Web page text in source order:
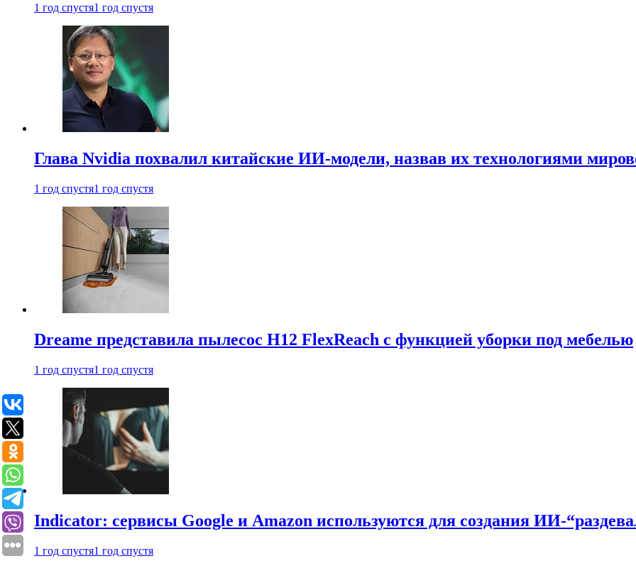
1 год спустя1 год спустя
Глава Nvidia похвалил китайские ИИ-модели, назвав их технологиями
1 год спустя1 год спустя
Dreame представила пылесос H12 FlexReach с функцией уборки под мебелью
1 год спустя1 год спустя
Indicator: сервисы Google и Amazon используются для создания ИИ-
1 год спустя1 год спустя